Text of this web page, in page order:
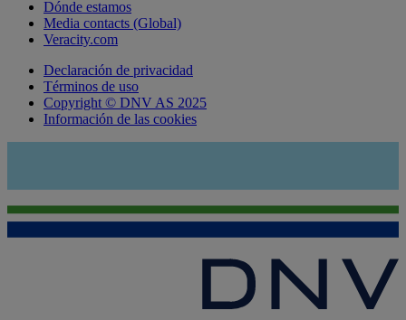
Dónde estamos
Media contacts (Global)
Veracity.com
Declaración de privacidad
Términos de uso
Copyright © DNV AS 2025
Información de las cookies